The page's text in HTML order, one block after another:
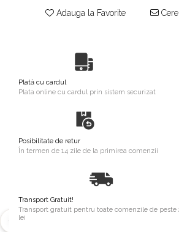
Adauga la Favorite
Plată cu cardul
Plata online cu cardul prin sistem securizat
Posibilitate de retur
În termen de 14 zile de la primirea comenzii
Transport Gratuit!
Transport gratuit pentru toate comenzile de peste
lei